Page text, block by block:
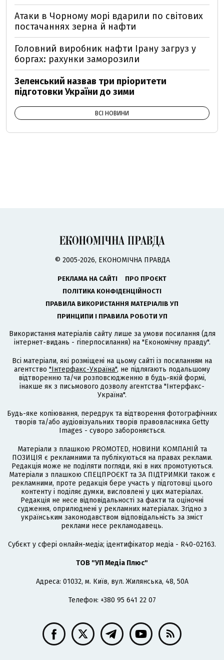
Атаки в Чорному морі вдарили по світових
постачаннях зерна й нафти
Головний виробник нафти Ірану загруз у
боргах: рахунки заморозили
Зеленський назвав три пріоритети
підготовки України до зими
ВСІ НОВИНИ
© 2005-2026, ЕКОНОМІЧНА ПРАВДА
РЕКЛАМА НА САЙТІ
ПРО ПРОЄКТ
ПОЛІТИКА КОНФІДЕНЦІЙНОСТІ
ПРАВИЛА ВИКОРИСТАННЯ МАТЕРІАЛІВ УП
ПРИНЦИПИ І ПРАВИЛА РОБОТИ УП
Використання матеріалів сайту лише за умови посилання (для
інтернет-видань - гіперпосилання) на "Економічну правду".
Всі матеріали, які розміщені на цьому сайті із посиланням на
агентство "Інтерфакс-Україна", не підлягають подальшому
відтворенню та/чи розповсюдженню в будь-якій формі,
інакше як з письмового дозволу агентства "Інтерфакс-
Україна".
Будь-яке копіювання, передрук та відтворення фотографічних
творів та/або аудіовізуальних творів правовласника Getty
Images - суворо забороняється.
Матеріали з плашкою PROMOTED, НОВИНИ КОМПАНІЙ та
ПОЗИЦІЯ є рекламними та публікуються на правах реклами.
Редакція може не поділяти погляди, які в них промотуються.
Матеріали з плашкою СПЕЦПРОЄКТ та ЗА ПІДТРИМКИ також є
рекламними, проте редакція бере участь у підготовці цього
контенту і поділяє думки, висловлені у цих матеріалах.
Редакція не несе відповідальності за факти та оціночні
судження, оприлюднені у рекламних матеріалах. Згідно з
українським законодавством відповідальність за зміст
реклами несе рекламодавець.
Cубєкт у сфері онлайн-медіа; ідентифікатор медіа - R40-02163.
ТОВ "УП Медіа Плюс"
Адреса: 01032, м. Київ, вул. Жилянська, 48, 50А
Телефон: +380 95 641 22 07